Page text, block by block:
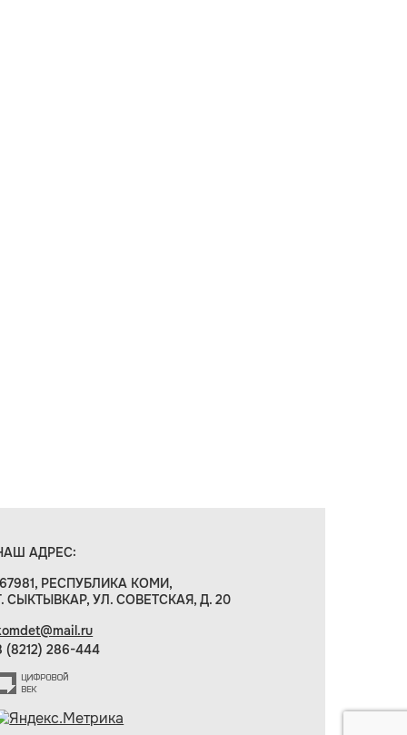
АДРЕС:
РЕСПУБЛИКА КОМИ,
СЫКТЫВКАР, УЛ. СОВЕТСКАЯ, Д. 20
(8212) 286-444